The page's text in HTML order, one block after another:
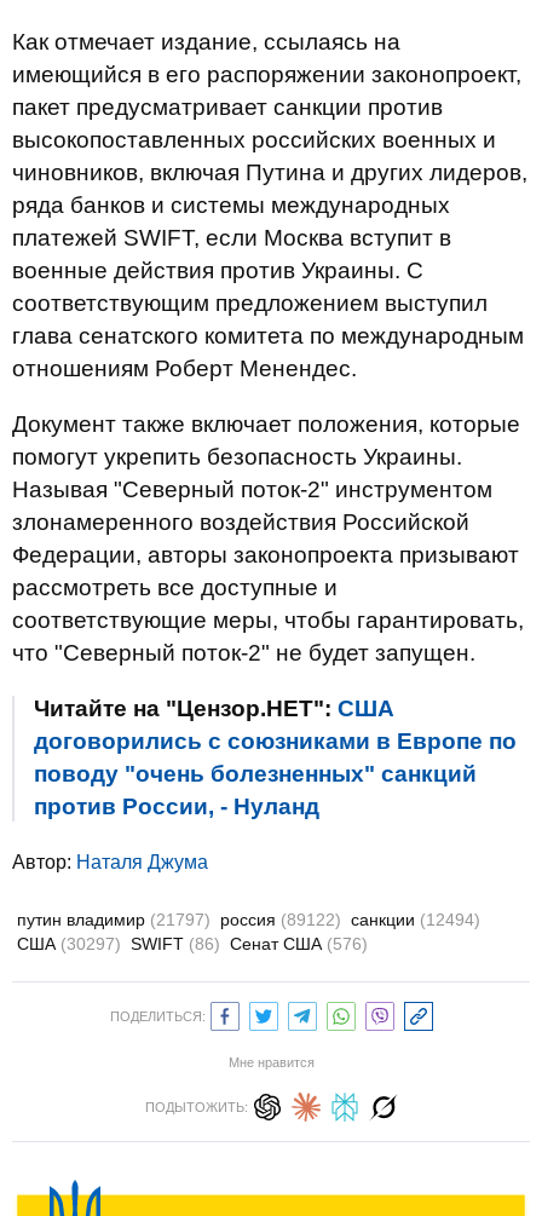
Как отмечает издание, ссылаясь на
имеющийся в его распоряжении законопроект,
пакет предусматривает санкции против
высокопоставленных российских военных и
чиновников, включая Путина и других лидеров,
ряда банков и системы международных
платежей SWIFT, если Москва вступит в
военные действия против Украины. С
соответствующим предложением выступил
глава сенатского комитета по международным
отношениям Роберт Менендес.
Документ также включает положения, которые
помогут укрепить безопасность Украины.
Называя "Северный поток-2" инструментом
злонамеренного воздействия Российской
Федерации, авторы законопроекта призывают
рассмотреть все доступные и
соответствующие меры, чтобы гарантировать,
что "Северный поток-2" не будет запущен.
Читайте на "Цензор.НЕТ": США
договорились с союзниками в Европе по
поводу "очень болезненных" санкций
против России, - Нуланд
Автор: Наталя Джума
путин владимир (21797) россия (89122) санкции (12494)
США (30297) SWIFT (86) Сенат США (576)
ПОДЕЛИТЬСЯ:
Мне нравится
ПОДЫТОЖИТЬ: